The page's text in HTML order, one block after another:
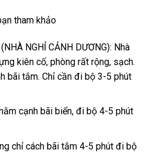
tham khảo
NGHỈ CẢNH DƯƠNG): Nhà
kiên cố, phòng rất rộng, sạch.
bãi tắm. Chỉ cần đi bộ 3-5 phút
cạnh bãi biển, đi bộ 4-5 phút
chỉ cách bãi tắm 4-5 phút đi bộ